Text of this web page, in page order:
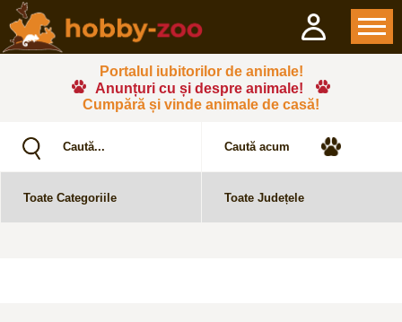
Portalul iubitorilor de animale!
Anunțuri cu și despre animale!
Cumpără și vinde animale de casă!